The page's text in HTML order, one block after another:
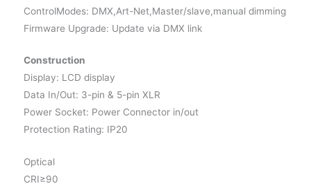
ControlModes: DMX,Art-Net,Master/slave,manual dimming
Firmware Upgrade: Update via DMX link
Construction
Display: LCD display
Data In/Out: 3-pin & 5-pin XLR
Power Socket: Power Connector in/out
Protection Rating: IP20
Optical
CRI≥90